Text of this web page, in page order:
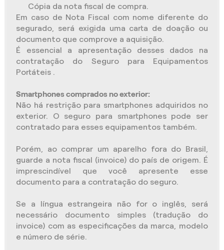
Cópia da nota fiscal de compra.
Em caso de Nota Fiscal com nome diferente do
segurado, será exigida uma carta de doação ou
documento que comprove a aquisição.
É essencial a apresentação desses dados na
contratação do Seguro para Equipamentos
Portáteis .
Smartphones comprados no exterior:
Não há restrição para smartphones adquiridos no
exterior. O seguro para smartphones pode ser
contratado para esses equipamentos também.
Porém, ao comprar um aparelho fora do Brasil,
guarde a nota fiscal (invoice) do país de origem. É
imprescindível que você apresente esse
documento para a contratação do seguro.
Se a língua estrangeira não for o inglês, será
necessário documento simples (tradução do
invoice) com as especificações da marca, modelo
e número de série.